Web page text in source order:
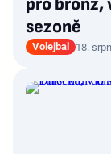
pro bronz,
sezoně
Volejbal 18.